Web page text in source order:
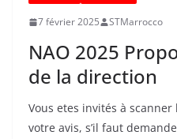
7 février 2025 STMarrocco
NAO 2025
de la direction
Vous etes invités à
votre avis, s’il faut